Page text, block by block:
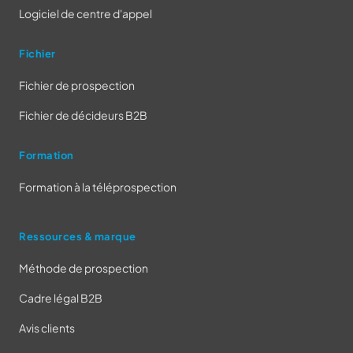
Logiciel de centre d'appel
Fichier
Fichier de prospection
Fichier de décideurs B2B
Formation
Formation à la téléprospection
Ressources & marque
Méthode de prospection
Cadre légal B2B
Avis clients